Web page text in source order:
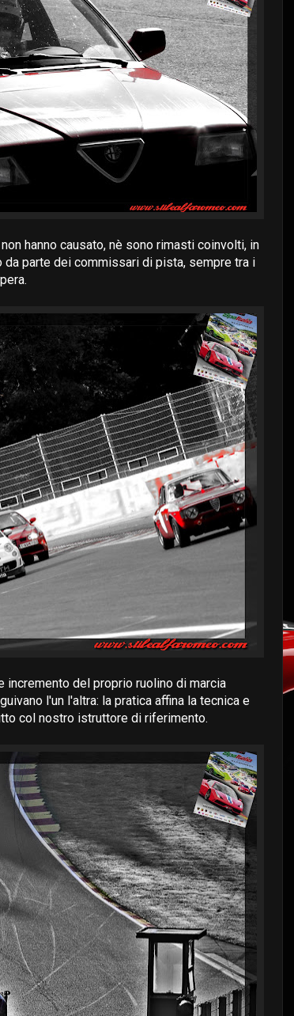
hanno causato, nè sono rimasti coinvolti, in
parte dei commissari di pista, sempre tra i
incremento del proprio ruolino di marcia
l'un l'altra: la pratica affina la tecnica e
col nostro istruttore di riferimento.